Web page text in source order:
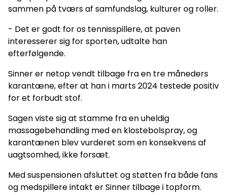
sammen på tværs af samfundslag, kulturer og roller.
- Det er godt for os tennisspillere, at paven
interesserer sig for sporten, udtalte han
efterfølgende.
Sinner er netop vendt tilbage fra en tre måneders
karantæne, efter at han i marts 2024 testede positiv
for et forbudt stof.
Sagen viste sig at stamme fra en uheldig
massagebehandling med en klostebolspray, og
karantænen blev vurderet som en konsekvens af
uagtsomhed, ikke forsæt.
Med suspensionen afsluttet og støtten fra både fans
og medspillere intakt er Sinner tilbage i topform.